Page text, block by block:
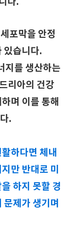
포막을 안정
있습니다.
지를 생산하는
리아의 건강
며 이를 통해
.
하다면 체내
만 반대로 미
하지 못할 경
제가 생기며